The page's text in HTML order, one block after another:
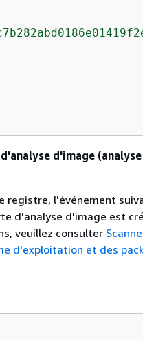
d'image (analyse
registre, l'événement
d'analyse d'image est
veuillez consulter
d'exploitation et des